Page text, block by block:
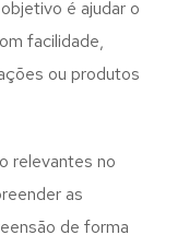
é ajudar o
facilidade,
ou produtos
relevantes no
as
de forma